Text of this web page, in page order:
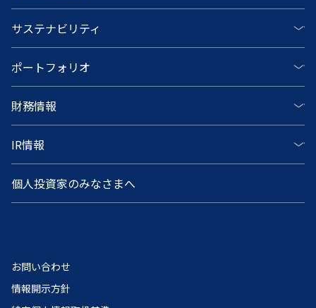
サステナビリティ
ポートフォリオ
財務情報
IR情報
個人投資家のみなさまへ
お問い合わせ
情報開示方針